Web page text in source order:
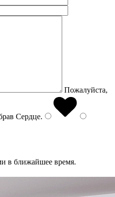
Пожалуйста,
Сердце.
в ближайшее время.